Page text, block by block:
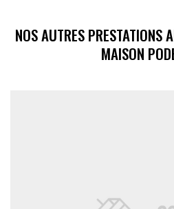
NOS AUTRES PRESTATIONS
MAISON